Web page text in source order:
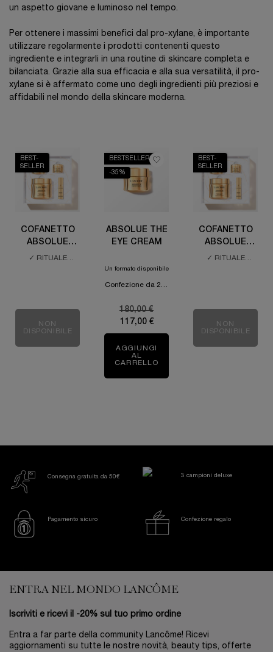
un aspetto giovane e luminoso nel tempo.
Per ottenere i massimi benefici dal pro-xylane, è importante
utilizzare regolarmente i prodotti contenenti questo
ingrediente e integrarli in una routine di skincare completa e
bilanciata. Grazie alla sua efficacia e alla sua versatilità, il pro-
xylane si è affermato come uno degli ingredienti più preziosi e
affidabili nel mondo della skincare moderna.
BEST-
SELLER
COFANETTO
ABSOLUE
CREMA
✓ RITUALE
NON
DISPONIBILE
BESTSELLERS
-35%
ABSOLUE THE
EYE CREAM
Un formato disponibile
Old price
180,00 €
New price
117,00 €
AGGIUNGI
AL
CARRELLO
BEST-
SELLER
COFANETTO
ABSOLUE
CREMA
✓ RITUALE
NON
DISPONIBILE
Consegna gratuita da 50€ 3 campioni deluxe
Pagamento sicuro Confezione regalo
ENTRA NEL MONDO LANCÔME
Iscriviti e ricevi il -20% sul tuo primo ordine
Entra a far parte della community Lancôme! Ricevi
aggiornamenti su tutte le nostre novità, beauty tips, offerte